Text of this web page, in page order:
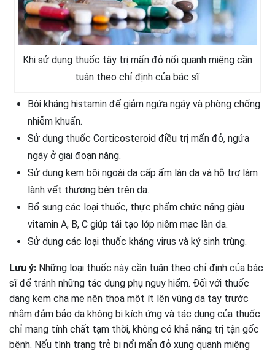
Khi sử dụng thuốc tây trị mẩn đỏ nổi quanh miệng cần
tuân theo chỉ định của bác sĩ
Bôi kháng histamin để giảm ngứa ngáy và phòng chống
nhiễm khuẩn.
Sử dụng thuốc Corticosteroid điều trị mẩn đỏ, ngứa
ngáy ở giai đoạn nặng.
Sử dụng kem bôi ngoài da cấp ẩm làn da và hỗ trợ làm
lành vết thương bên trên da.
Bổ sung các loại thuốc, thực phẩm chức năng giàu
vitamin A, B, C giúp tái tạo lớp niêm mạc làn da.
Sử dụng các loại thuốc kháng virus và ký sinh trùng.
Lưu ý: Những loại thuốc này cần tuân theo chỉ định của bác
sĩ để tránh những tác dụng phụ nguy hiểm. Đối với thuốc
dạng kem cha mẹ nên thoa một ít lên vùng da tay trước
nhằm đảm bảo da không bị kích ứng và tác dụng của thuốc
chỉ mang tính chất tạm thời, không có khả năng trị tận gốc
bệnh. Nếu tình trạng trẻ bị nổi mẩn đỏ xung quanh miệng